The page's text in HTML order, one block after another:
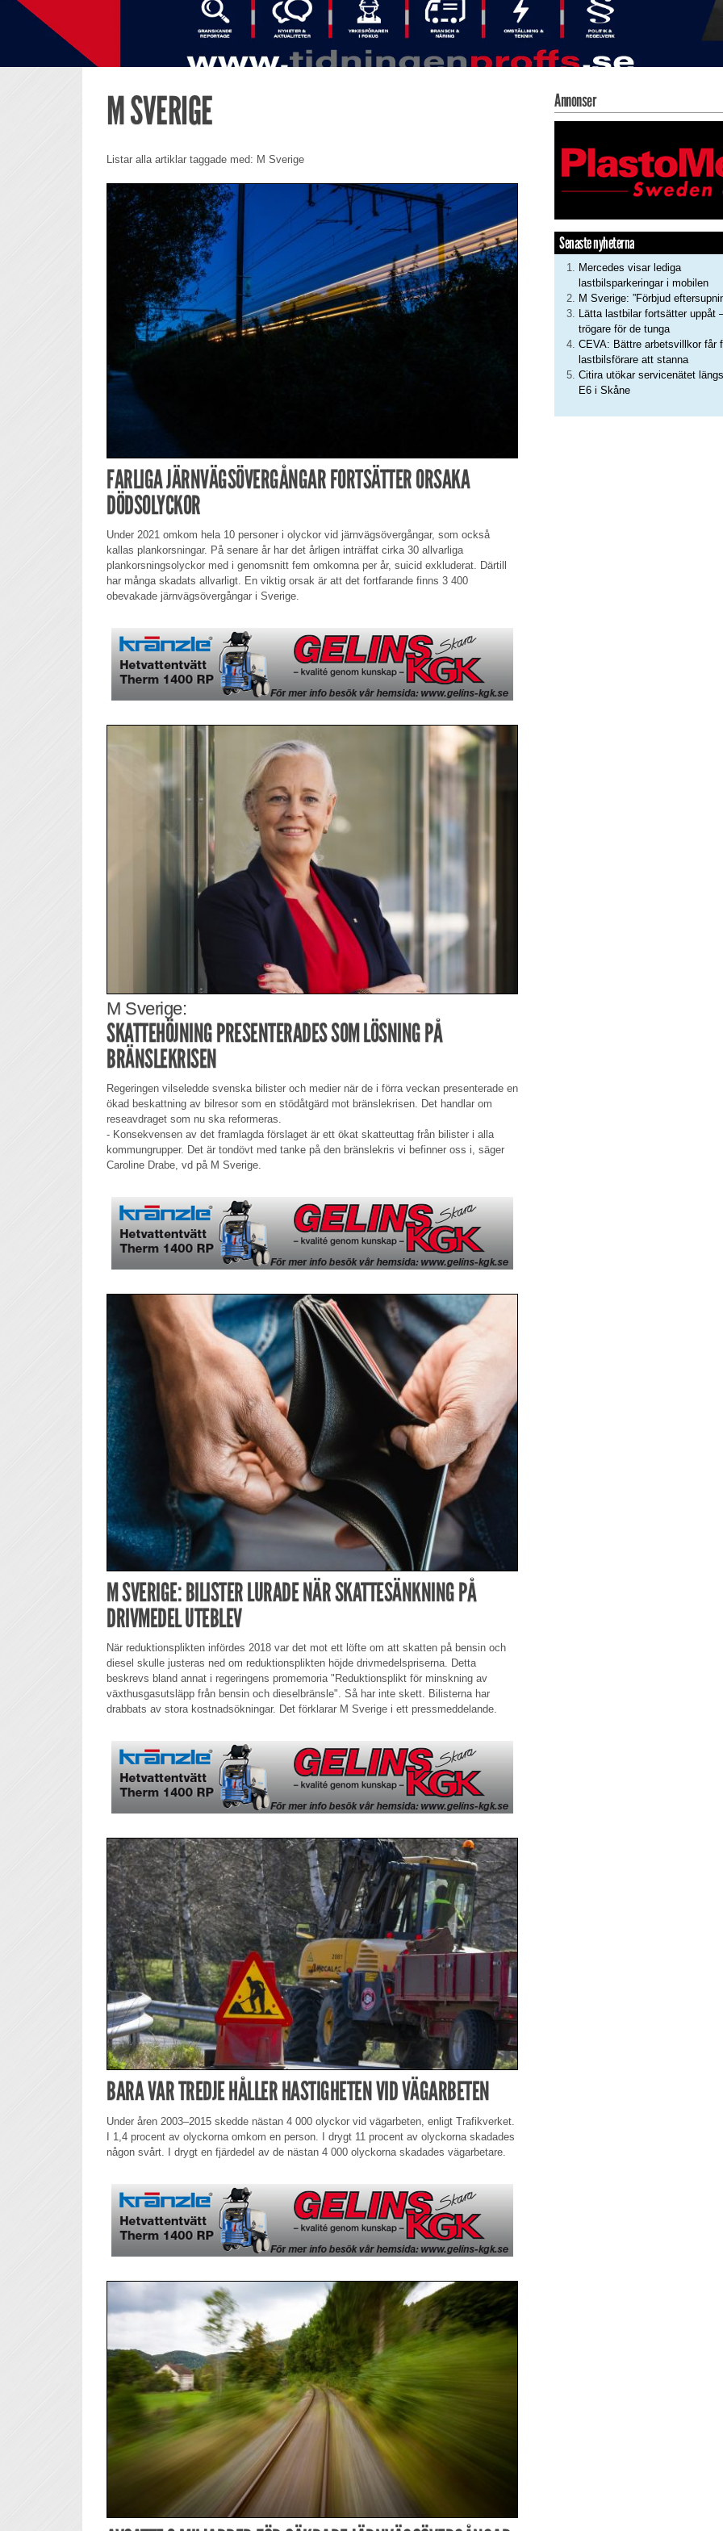
M SVERIGE
Listar alla artiklar taggade med: M Sverige
FARLIGA JÄRNVÄGSÖVERGÅNGAR FORTSÄTTER ORSAKA
DÖDSOLYCKOR
Under 2021 omkom hela 10 personer i olyckor vid järnvägsövergångar, som också
kallas plankorsningar. På senare år har det årligen inträffat cirka 30 allvarliga
plankorsningsolyckor med i genomsnitt fem omkomna per år, suicid exkluderat. Därtill
har många skadats allvarligt. En viktig orsak är att det fortfarande finns 3 400
obevakade järnvägsövergångar i Sverige.
M Sverige:
SKATTEHÖJNING PRESENTERADES SOM LÖSNING PÅ
BRÄNSLEKRISEN
Regeringen vilseledde svenska bilister och medier när de i förra veckan presenterade en
ökad beskattning av bilresor som en stödåtgärd mot bränslekrisen. Det handlar om
reseavdraget som nu ska reformeras.
- Konsekvensen av det framlagda förslaget är ett ökat skatteuttag från bilister i alla
kommungrupper. Det är tondövt med tanke på den bränslekris vi befinner oss i, säger
Caroline Drabe, vd på M Sverige.
M SVERIGE: BILISTER LURADE NÄR SKATTESÄNKNING PÅ
DRIVMEDEL UTEBLEV
När reduktionsplikten infördes 2018 var det mot ett löfte om att skatten på bensin och
diesel skulle justeras ned om reduktionsplikten höjde drivmedelspriserna. Detta
beskrevs bland annat i regeringens promemoria "Reduktionsplikt för minskning av
växthusgasutsläpp från bensin och dieselbränsle". Så har inte skett. Bilisterna har
drabbats av stora kostnadsökningar. Det förklarar M Sverige i ett pressmeddelande.
BARA VAR TREDJE HÅLLER HASTIGHETEN VID VÄGARBETEN
Under åren 2003–2015 skedde nästan 4 000 olyckor vid vägarbeten, enligt Trafikverket.
I 1,4 procent av olyckorna omkom en person. I drygt 11 procent av olyckorna skadades
någon svårt. I drygt en fjärdedel av de nästan 4 000 olyckorna skadades vägarbetare.
Annonser
Senaste nyheterna
Mercedes visar lediga
lastbilsparkeringar i mobilen
M Sverige: ”Förbjud
Lätta lastbilar fortsätter uppåt
trögare för de tunga
CEVA: Bättre arbetsvillkor får
lastbilsförare att stanna
Citira utökar servicenätet längs
E6 i Skåne